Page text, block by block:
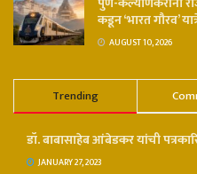
कडून ‘भारत गौरव’
AUGUST 10, 2026
Trending
डॉ. बाबासाहेब आंबेडकर यांची
JANUARY 27, 2023